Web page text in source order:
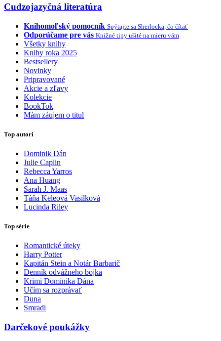
Cudzojazyčná literatúra
Knihomoľský pomocník Spýtajte sa Sherlocka, čo čítať
Odporúčame pre vás Knižné tipy ušité na mieru vám
Všetky knihy
Knihy roka 2025
Bestsellery
Novinky
Pripravované
Akcie a zľavy
Kolekcie
BookTok
Mám záujem o titul
Top autori
Dominik Dán
Julie Caplin
Rebecca Yarros
Ana Huang
Sarah J. Maas
Táňa Keleová Vasilková
Lucinda Riley
Top série
Romantické úteky
Harry Potter
Kapitán Stein a Notár Barbarič
Denník odvážneho bojka
Krimi Dominika Dána
Učím sa rozprávať
Duna
Smradi
Darčekové poukážky